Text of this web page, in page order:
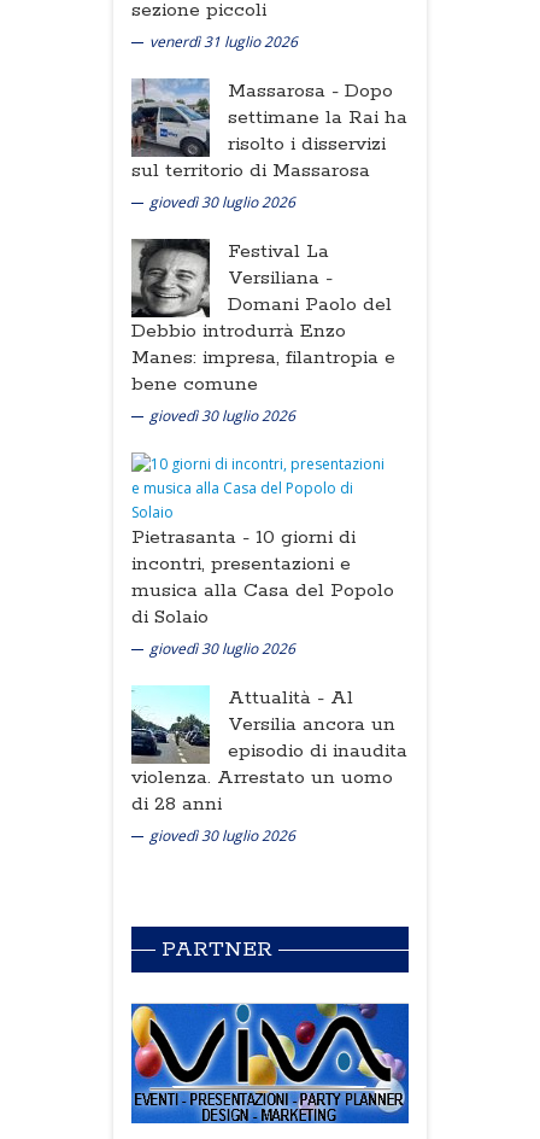
sezione piccoli
venerdì 31 luglio 2026
Massarosa - Dopo
settimane la Rai ha
risolto i disservizi
sul territorio di Massarosa
giovedì 30 luglio 2026
Festival La
Versiliana -
Domani Paolo del
Debbio introdurrà Enzo
Manes: impresa, filantropia e
bene comune
giovedì 30 luglio 2026
Pietrasanta - 10 giorni di
incontri, presentazioni e
musica alla Casa del Popolo
di Solaio
giovedì 30 luglio 2026
Attualità - Al
Versilia ancora un
episodio di inaudita
violenza. Arrestato un uomo
di 28 anni
giovedì 30 luglio 2026
PARTNER